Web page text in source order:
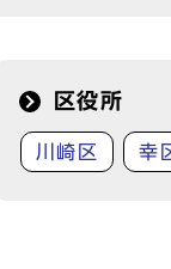
区役所
川崎区 幸